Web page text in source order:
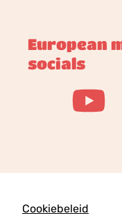
European
socials
Cookiebeleid